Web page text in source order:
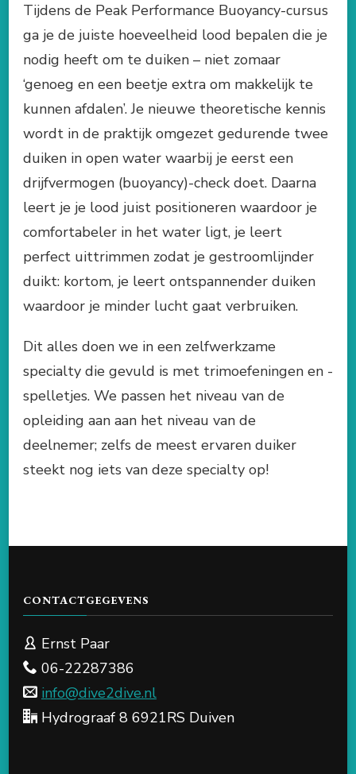
Tijdens de Peak Performance Buoyancy-cursus
ga je de juiste hoeveelheid lood bepalen die je
nodig heeft om te duiken – niet zomaar
‘genoeg en een beetje extra om makkelijk te
kunnen afdalen’. Je nieuwe theoretische kennis
wordt in de praktijk omgezet gedurende twee
duiken in open water waarbij je eerst een
drijfvermogen (buoyancy)-check doet. Daarna
leert je je lood juist positioneren waardoor je
comfortabeler in het water ligt, je leert
perfect uittrimmen zodat je gestroomlijnder
duikt: kortom, je leert ontspannender duiken
waardoor je minder lucht gaat verbruiken.
Dit alles doen we in een zelfwerkzame
specialty die gevuld is met trimoefeningen en -
spelletjes. We passen het niveau van de
opleiding aan aan het niveau van de
deelnemer; zelfs de meest ervaren duiker
steekt nog iets van deze specialty op!
CONTACTGEGEVENS
Ernst Paar
06-22287386
info@dive2dive.nl
Hydrograaf 8 6921RS Duiven